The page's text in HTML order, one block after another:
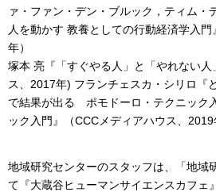
ァ・ファン・デン・ブルック，ティム・
人を動かす 教養としての行動経済学入
年）
塚本 亮『「すぐやる人」と「やれない
ス、2017年) フランチェスカ・シリロ『
で結果が出る ポモドーロ・テクニック
ック入門』（CCCメディアハウス、2019
地域研究センターのスタッフは、「地域
て『大蔵谷ヒューマンサイエンスカフェ